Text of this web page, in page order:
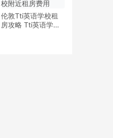
伦敦Tti英语学校租
房攻略 Tti英语学校